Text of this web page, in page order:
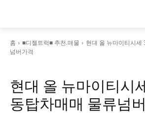
홈 ■디젤트럭■ 추천.매물
현대 올 뉴마이티시세
넘버가격
현대 올 뉴마이티시
동탑차매매 물류넘